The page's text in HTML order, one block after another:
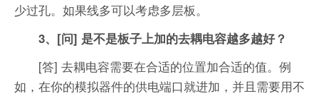
少过孔。如果线多可以考虑多层板。
3、[问] 是不是板子上加的去耦电容越多越好？
[答] 去耦电容需要在合适的位置加合适的值。例
如，在你的模拟器件的供电端口就进加，并且需要用不